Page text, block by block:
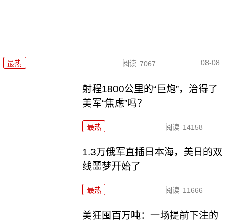
最热 阅读 7067 08-08
射程1800公里的“巨炮”，治得了
美军“焦虑”吗？
最热 阅读 14158
1.3万俄军直插日本海，美日的双
线噩梦开始了
最热 阅读 11666
美狂囤百万吨：一场提前下注的